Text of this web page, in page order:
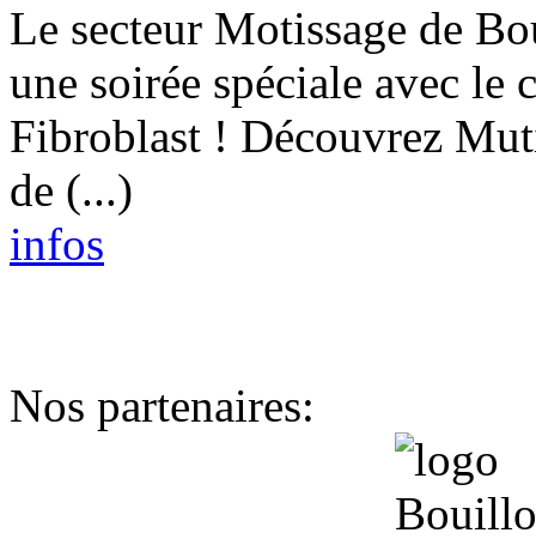
Le secteur Motissage de
une soirée spéciale avec
Fibroblast ! Découvrez
de (...)
infos
Nos partenaires: